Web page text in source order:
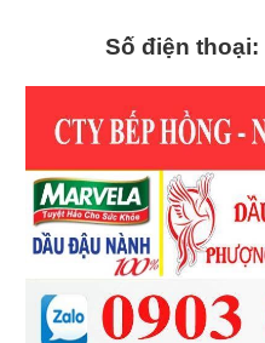
Số điện thoại: